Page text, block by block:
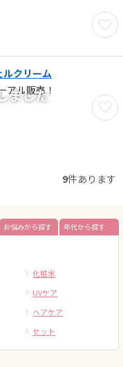
お気
ルクリーム
アル販売！
お気
9件あります
お悩みから探す 年代から探す
化粧水
UVケア
ヘアケア
セット